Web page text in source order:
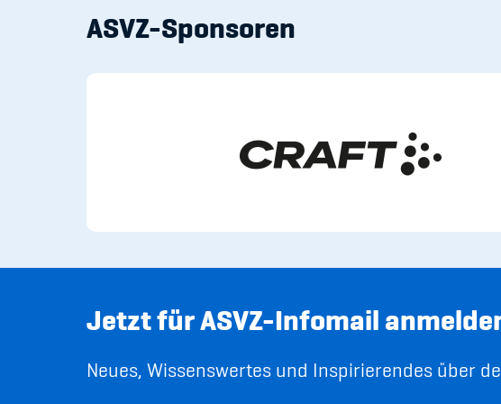
ASVZ-Sponsoren
Jetzt für ASVZ-Infomail
Neues, Wissenswertes und Inspirierendes über